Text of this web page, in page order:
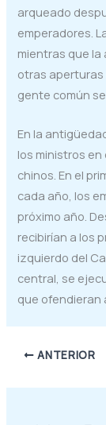
arqueado
emperadores.
mientras que la
otras aperturas
gente común
En la
los ministros
chinos. En el
cada año, los
próximo año.
recibirían a los
izquierdo del
central, se
que ofendieran
ANTERIOR